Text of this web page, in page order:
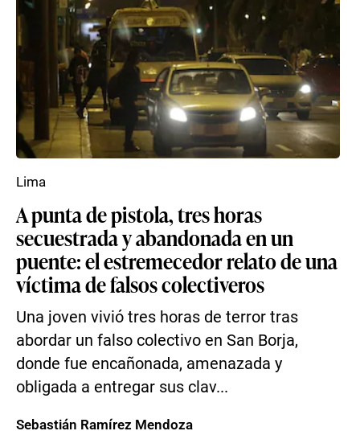
A punta de pistola, tres horas
secuestrada y abandonada en un
puente: el estremecedor relato de una
víctima de falsos colectiveros
Una joven vivió tres horas de terror tras
abordar un falso colectivo en San Borja,
donde fue encañonada, amenazada y
obligada a entregar sus clav...
Lima
Sebastián Ramírez Mendoza